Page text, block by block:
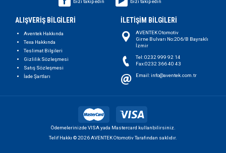
bizi takip edin
bizi takip edin
ALIŞVERİŞ BİLGİLERİ
Aventek Hakkında
Texa Hakkında
Teslimat Bilgileri
Gizlilik Sözleşmesi
Satış Sözleşmesi
İade Şartları
İLETİŞİM BİLGİLERİ
AVENTEK Otomotiv
Girne Bulvarı No:206/B Bayraklı
İzmir
Tel: 0232 999 92 14
Fax:0232 366 40 43
Email: info@aventek.com.tr
Ödemelerinizde VISA yada Mastercard kullanbilirsiniz.
Telif Hakkı © 2026 AVENTEK Otomotiv Tarafından saklıdır.